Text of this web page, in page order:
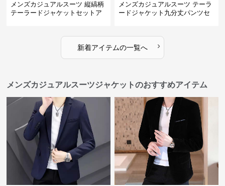
メンズカジュアルスーツ 縦縞柄
テーラードジャケットセットア
メンズカジュアルスーツ テーラ
ードジャケット九分丈パンツセ
新着アイテムの一覧へ ›
メンズカジュアルスーツジャケットのおすすめアイテム